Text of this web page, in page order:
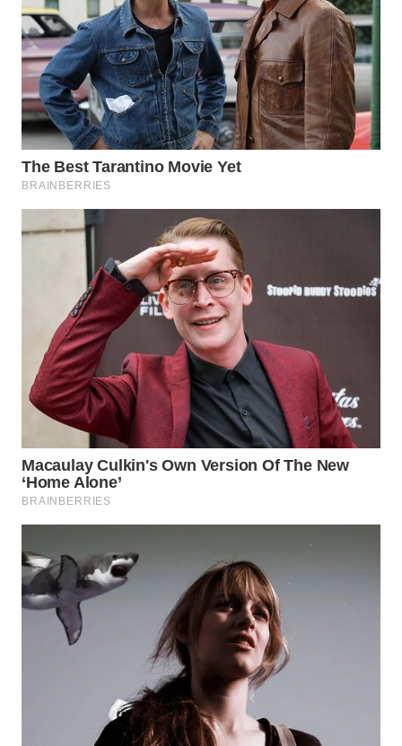
BORNEO
Wahana
Media
Group
WAHANA
NEWS
TANI
WAHANA
ADVOKAT
WAHANA
INFRASTRUKTUR
WAHANA
KONSUMEN
WAHANA
LISTRIK
WAHANA
WAHANA
TV
WAHANANEWS